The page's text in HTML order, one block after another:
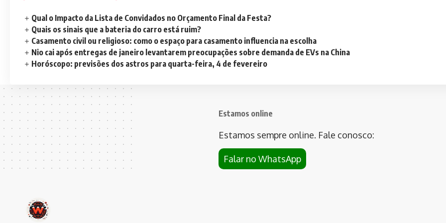
Qual o Impacto da Lista de Convidados no Orçamento Final da Festa?
Quais os sinais que a bateria do carro está ruim?
Casamento civil ou religioso: como o espaço para casamento influencia na escolha
Nio cai após entregas de janeiro levantarem preocupações sobre demanda de EVs na China
Horóscopo: previsões dos astros para quarta-feira, 4 de fevereiro
Estamos online
Estamos sempre online. Fale conosco:
Falar no WhatsApp